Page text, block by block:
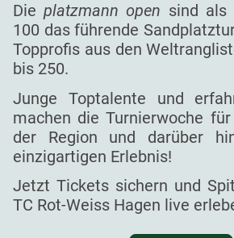
Dieplatzmann open sind als
100 das führende
Topprofis aus den
bis 250.
Junge Toptalente und
machen die Turnierwoche
der Region und darüber
einzigartigen Erlebnis!
Jetzt Tickets sichern und
TC Rot-Weiss Hagen live